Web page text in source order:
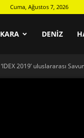
Cuma, Ağustos 7, 2026
KARA DENIZ
‘IDEX 2019’ uluslararası